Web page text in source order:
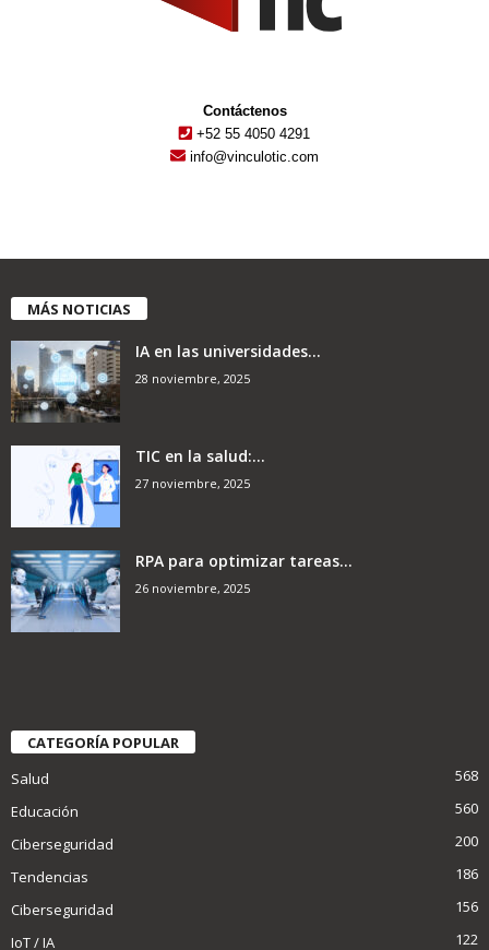
Contáctenos
+52 55 4050 4291
info@vinculotic.com
MÁS NOTICIAS
IA en las universidades...
28 noviembre, 2025
TIC en la salud:...
27 noviembre, 2025
RPA para optimizar tareas...
26 noviembre, 2025
CATEGORÍA POPULAR
Salud
568
Educación
560
Ciberseguridad
200
Tendencias
186
Ciberseguridad
156
IoT / IA
122